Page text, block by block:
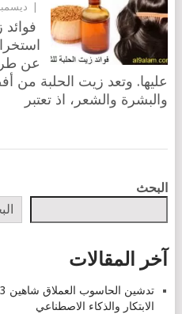
ديسمبر 3,
عن
عليها. وتعد زيت الحلبة من
والبشرة والشعر، اذ تعتبر
POSTS
البحث
آخر المقالات
الابتكار والذكاء الاصطناعي